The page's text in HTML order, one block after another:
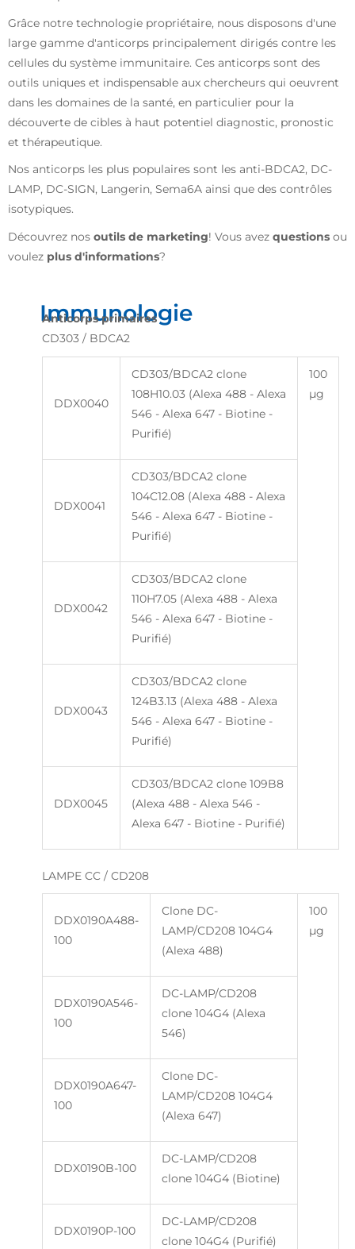
Grâce notre technologie propriétaire, nous disposons d'une
large gamme d'anticorps principalement dirigés contre les
cellules du système immunitaire. Ces anticorps sont des
outils uniques et indispensable aux chercheurs qui oeuvrent
dans les domaines de la santé, en particulier pour la
découverte de cibles à haut potentiel diagnostic, pronostic
et thérapeutique.
Nos anticorps les plus populaires sont les anti-BDCA2, DC-
LAMP, DC-SIGN, Langerin, Sema6A ainsi que des contrôles
isotypiques.
Découvrez nos outils de marketing! Vous avez questions ou
voulez plus d'informations?
Immunologie
Anticorps primaires
CD303 / BDCA2
DDX0040
CD303/BDCA2 clone
108H10.03 (Alexa 488 - Alexa
546 - Alexa 647 - Biotine -
Purifié)
100
µg
DDX0041
CD303/BDCA2 clone
104C12.08 (Alexa 488 - Alexa
546 - Alexa 647 - Biotine -
Purifié)
DDX0042
CD303/BDCA2 clone
110H7.05 (Alexa 488 - Alexa
546 - Alexa 647 - Biotine -
Purifié)
DDX0043
CD303/BDCA2 clone
124B3.13 (Alexa 488 - Alexa
546 - Alexa 647 - Biotine -
Purifié)
DDX0045
CD303/BDCA2 clone 109B8
(Alexa 488 - Alexa 546 -
Alexa 647 - Biotine - Purifié)
LAMPE CC / CD208
DDX0190A488-
100
Clone DC-
LAMP/CD208 104G4
(Alexa 488)
100
µg
DDX0190A546-
100
DC-LAMP/CD208
clone 104G4 (Alexa
546)
DDX0190A647-
100
Clone DC-
LAMP/CD208 104G4
(Alexa 647)
DDX0190B-100
DC-LAMP/CD208
clone 104G4 (Biotine)
DDX0190P-100
DC-LAMP/CD208
clone 104G4 (Purifié)